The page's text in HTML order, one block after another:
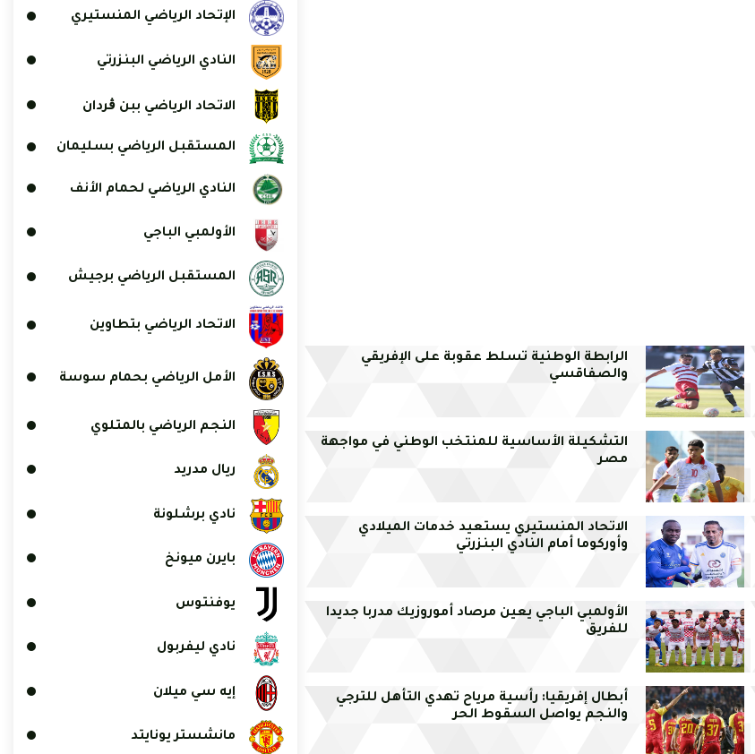
الرابطة الوطنية تسلط عقوبة على الإفريقي
والصفاقسي
التشكيلة الأساسية للمنتخب الوطني في مواجهة
مصر
الاتحاد المنستيري يستعيد خدمات الميلادي
وأوركوما أمام النادي البنزرتي
الأولمبي الباجي يعين مرصاد أموروزيك مدربا جديدا
للفريق
أبطال إفريقيا: رأسية مرياح تهدي التأهل للترجي
والنجم يواصل السقوط الحر
الإتحاد الرياضي المنستيري
النادي الرياضي البنزرتي
الاتحاد الرياضي ببن ڨردان
المستقبل الرياضي بسليمان
النادي الرياضي لحمام الأنف
الأولمبي الباجي
المستقبل الرياضي برجيش
الاتحاد الرياضي بتطاوين
الأمل الرياضي بحمام سوسة
النجم الرياضي بالمتلوي
ريال مدريد
نادي برشلونة
بايرن ميونخ
يوفنتوس
نادي ليفربول
إيه سي ميلان
مانشستر يونايتد